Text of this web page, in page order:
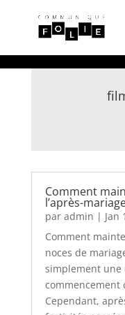
Comment
l’après-
par admin | Jan
Comment
noces de
simplement une
commencement
Cependant,